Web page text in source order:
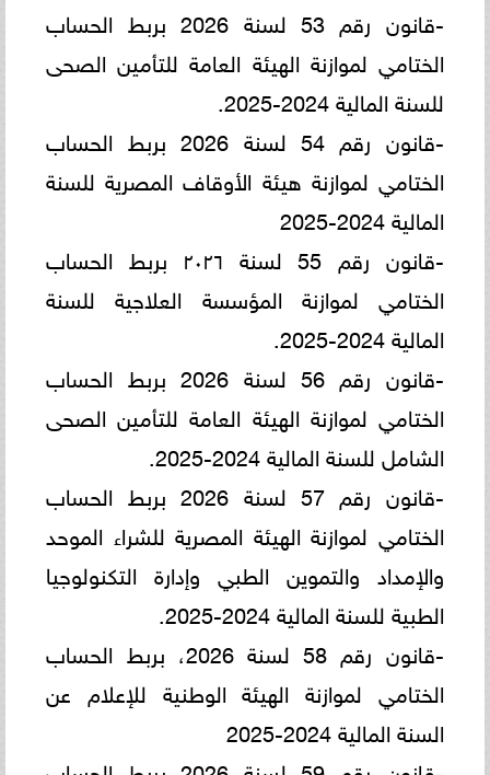
-قانون رقم 53 لسنة 2026 بربط الحساب
الختامي لموازنة الهيئة العامة للتأمين الصحى
للسنة المالية 2024-2025.
-قانون رقم 54 لسنة 2026 بربط الحساب
الختامي لموازنة هيئة الأوقاف المصرية للسنة
المالية 2024-2025
-قانون رقم 55 لسنة ۲۰۲٦ بربط الحساب
الختامي لموازنة المؤسسة العلاجية للسنة
المالية 2024-2025.
-قانون رقم 56 لسنة 2026 بربط الحساب
الختامي لموازنة الهيئة العامة للتأمين الصحى
الشامل للسنة المالية 2024-2025.
-قانون رقم 57 لسنة 2026 بربط الحساب
الختامي لموازنة الهيئة المصرية للشراء الموحد
والإمداد والتموين الطبي وإدارة التكنولوجيا
الطبية للسنة المالية 2024-2025.
-قانون رقم 58 لسنة 2026، بربط الحساب
الختامي لموازنة الهيئة الوطنية للإعلام عن
السنة المالية 2024-2025